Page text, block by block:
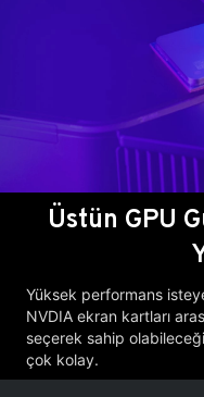
Üstün GPU
Yüksek performans
NVDIA ekran kartları
seçerek sahip
çok kolay.